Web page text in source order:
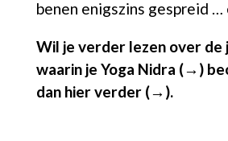
benen enigszins gespreid …
Wil je verder lezen over de
waarin je Yoga Nidra (→)
dan hier verder (→).